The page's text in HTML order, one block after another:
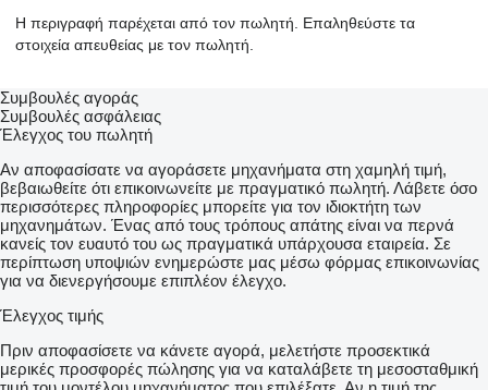
Η περιγραφή παρέχεται από τον πωλητή. Επαληθεύστε τα
στοιχεία απευθείας με τον πωλητή.
Συμβουλές αγοράς
Συμβουλές ασφάλειας
Έλεγχος του πωλητή
Αν αποφασίσατε να αγοράσετε μηχανήματα στη χαμηλή τιμή,
βεβαιωθείτε ότι επικοινωνείτε με πραγματικό πωλητή. Λάβετε όσο
περισσότερες πληροφορίες μπορείτε για τον ιδιοκτήτη των
μηχανημάτων. Ένας από τους τρόπους απάτης είναι να περνά
κανείς τον ευαυτό του ως πραγματικά υπάρχουσα εταιρεία. Σε
περίπτωση υποψιών ενημερώστε μας μέσω φόρμας επικοινωνίας
για να διενεργήσουμε επιπλέον έλεγχο.
Έλεγχος τιμής
Πριν αποφασίσετε να κάνετε αγορά, μελετήστε προσεκτικά
μερικές προσφορές πώλησης για να καταλάβετε τη μεσοσταθμική